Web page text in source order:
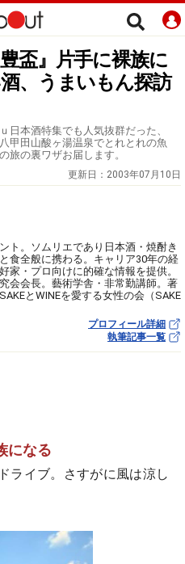
盃』片手に裸族に
、うまいもん探訪
日本酒特集でも人気抜群だった、
甲田山酸ヶ湯温泉でとれとれの魚
旅の裏ワザお届します。
更新日： 2003年07月10日
ト。ソムリエであり日本酒・焼酎き
食全般に携わる。キャリア30年の経
家・プロ向けに的確な情報を提供。
会会長。藝術学舎・非常勤講師。著
とWINEを愛する女性の会（SAKE
プロフィール詳細
執筆記事一覧
になる
ライブ。さすがに風は涼し